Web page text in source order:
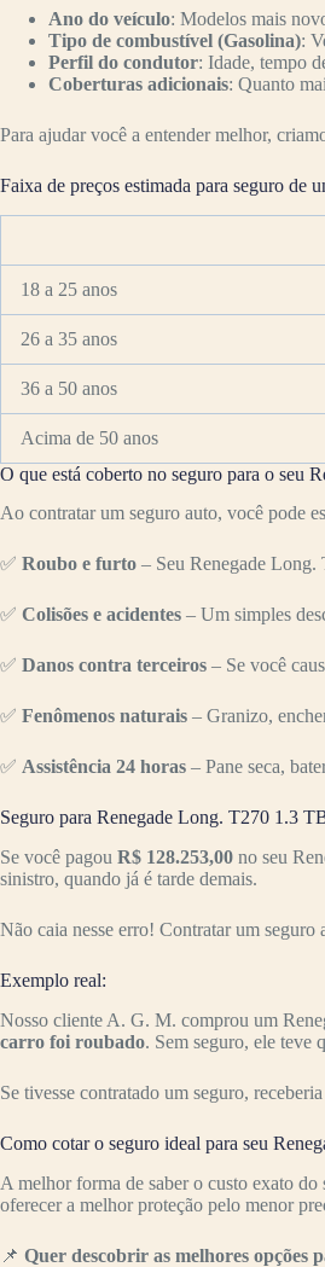
Ano do veículo: Modelos mais
Tipo de combustível (Gasolina):
Perfil do condutor: Idade, tempo
Coberturas adicionais: Quanto
Para ajudar você a entender melhor,
Faixa de preços estimada para seguro
18 a 25 anos
26 a 35 anos
36 a 50 anos
Acima de 50 anos
O que está coberto no seguro para o seu
Ao contratar um seguro auto, você pode
✅ Roubo e furto – Seu Renegade
✅ Colisões e acidentes – Um simples
✅ Danos contra terceiros – Se você
✅ Fenômenos naturais – Granizo,
✅ Assistência 24 horas – Pane seca,
Seguro para Renegade Long. T270 1.3
Se você pagou R$ 128.253,00 no seu
sinistro, quando já é tarde demais.
Não caia nesse erro! Contratar um
Exemplo real:
Nosso cliente A. G. M. comprou um
carro foi roubado. Sem seguro, ele teve
Se tivesse contratado um seguro,
Como cotar o seguro ideal para seu
A melhor forma de saber o custo exato
oferecer a melhor proteção pelo menor
📌 Quer descobrir as melhores opções